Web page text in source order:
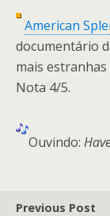
American
documentário
mais
Nota 4/5.
Ouvindo:
Previous Post